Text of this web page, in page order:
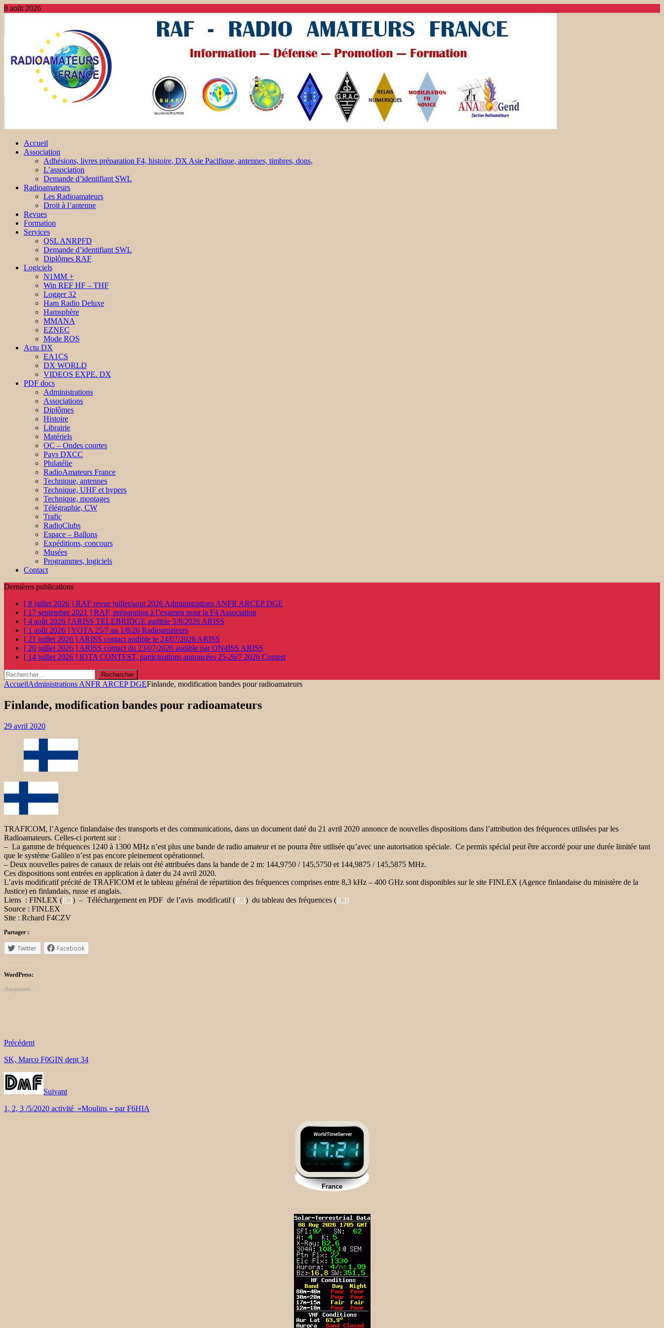
8 août 2026
Accueil
Association
Adhésions, livres préparation F4, histoire, DX Asie Pacifique, antennes, timbres, dons,
L’association
Demande d’identifiant SWL
Radioamateurs
Les Radioamateurs
Droit à l’antenne
Revues
Formation
Services
QSL ANRPFD
Demande d’identifiant SWL
Diplômes RAF
Logiciels
N1MM +
Win REF HF – THF
Logger 32
Ham Radio Deluxe
Hamsphère
MMANA
EZNEC
Mode ROS
Actu DX
EA1CS
DX WORLD
VIDEOS EXPE. DX
PDF docs
Administrations
Associations
Diplômes
Histoire
Librairie
Matériels
OC – Ondes courtes
Pays DXCC
Philatélie
RadioAmateurs France
Technique, antennes
Technique, UHF et hypers
Technique, montages
Télégraphie, CW
Trafic
RadioClubs
Espace – Ballons
Expéditions, concours
Musées
Programmes, logiciels
Contact
Dernières publications
[ 8 juillet 2026 ] RAF revue juillet/aout 2026 Administrations ANFR ARCEP DGE
[ 17 septembre 2021 ] RAF, préparation à l’examen pour la F4 Association
[ 4 août 2026 ] ARISS TELEBRIDGE audible 5/8/2026 ARISS
[ 1 août 2026 ]YOTA 25/7 au 1/8/26 Radioamateurs
[ 21 juillet 2026 ] ARISS contact audible le 24/07/2026 ARISS
[ 20 juillet 2026 ] ARISS contact du 23/07/2026 audible par ON4ISS ARISS
[ 14 juillet 2026 ] IOTA CONTEST, participations annoncées 25-26/7 2026 Contest
Rechercher :
AccueilAdministrations ANFR ARCEP DGEFinlande, modification bandes pour radioamateurs
Finlande, modification bandes pour radioamateurs
29 avril 2020
TRAFICOM, l’Agence finlandaise des transports et des communications, dans un document daté du 21 avril 2020 annonce de nouvelles dispositions dans l’attribution des fréquences utilisées par les
Radioamateurs. Celles-ci portent sur :
– La gamme de fréquences 1240 à 1300 MHz n’est plus une bande de radio amateur et ne pourra être utilisée qu’avec une autorisation spéciale. Ce permis spécial peut être accordé pour une durée limitée tant
que le système Galileo n’est pas encore pleinement opérationnel.
– Deux nouvelles paires de canaux de relais ont été attribuées dans la bande de 2 m: 144,9750 / 145,5750 et 144,9875 / 145,5875 MHz.
Ces dispositions sont entrées en application à dater du 24 avril 2020.
L’avis modificatif précité de TRAFICOM et le tableau général de répartition des fréquences comprises entre 8,3 kHz – 400 GHz sont disponibles sur le site FINLEX (Agence finlandaise du ministère de la
Justice) en finlandais, russe et anglais.
Liens : FINLEX (ICI) – Téléchargement en PDF de l’avis modificatif (ICI) du tableau des fréquences (ICI)
Source : FINLEX
Site : Rchard F4CZV
Partager :
Twitter Facebook
WordPress:
chargement…
Précédent
SK, Marco F0GIN dept 34
Suivant
1, 2, 3 /5/2020 activité »Moulins » par F6HIA